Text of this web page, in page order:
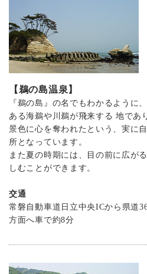
【鵜の島温泉】
『鵜の島』の名でもわかるように
ある海鵜や川鵜が飛来する 地であ
景色に心を奪われたという、実に
所となっています。
また夏の時期には、目の前に広が
しむことができます。
交通
常磐自動車道日立中央ICから県道
方面へ車で約8分